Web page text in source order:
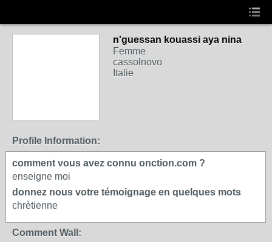
n'guessan kouassi aya nina
Femme
cassolnovo
Italie
Profile Information:
comment vous avez connu onction.com ?
enseigne moi
donnez nous votre témoignage en quelques mots
chrètienne
Comment Wall: